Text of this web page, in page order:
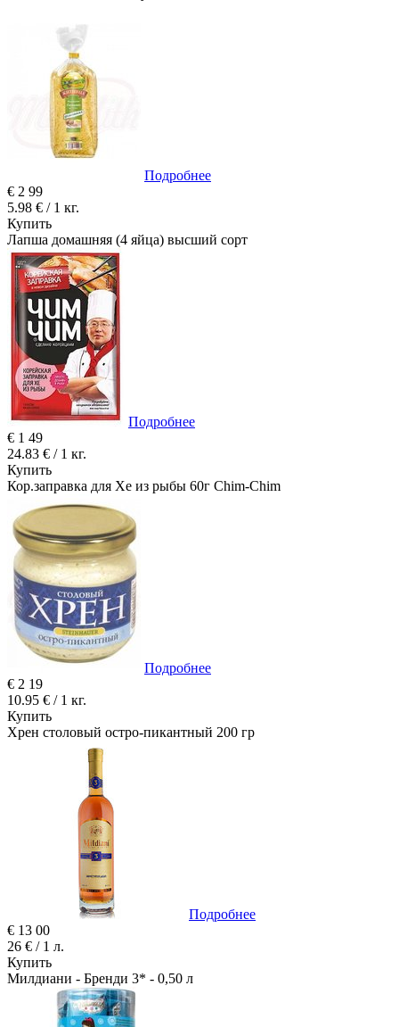
Подробнее
€ 2 99
5.98 € / 1 кг.
Купить
Лапша домашняя (4 яйца) высший сорт
Подробнее
€ 1 49
24.83 € / 1 кг.
Купить
Кор.заправка для Хе из рыбы 60г Chim-Chim
Подробнее
€ 2 19
10.95 € / 1 кг.
Купить
Хрен столовый остро-пикантный 200 гр
Подробнее
€ 13 00
26 € / 1 л.
Купить
Милдиани - Бренди 3* - 0,50 л